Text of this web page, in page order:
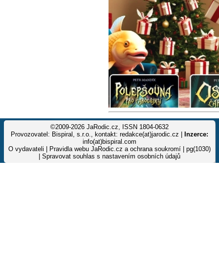
©2009-2026 JaRodic.cz, ISSN 1804-0632
Provozovatel: Bispiral, s.r.o., kontakt: redakce(at)jarodic.cz |
Inzerce:
info(at)bispiral.com
O vydavateli
Pravidla webu JaRodic.cz a ochrana soukromí | pg(1030)
Spravovat souhlas s nastavením osobních údajů